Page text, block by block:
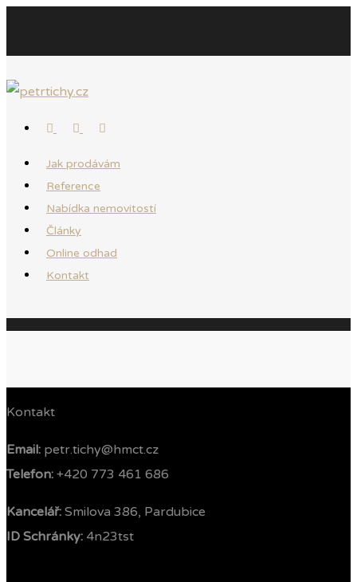
Jak prodávám
Reference
Nabídka nemovitostí
Články
Online odhad
Kontakt
Kontakt
Email: petr.tichy@hmct.cz
Telefon: ‭ +420 773 461 686‬
Kancelář: Smilova 386, Pardubice
ID Schránky: 4n23tst